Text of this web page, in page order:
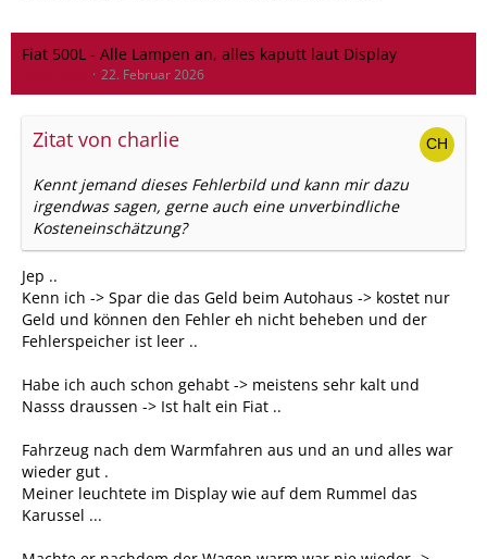
Fiat 500L - Alle Lampen an, alles kaputt laut Display
22. Februar 2026
Zitat von charlie
Kennt jemand dieses Fehlerbild und kann mir dazu
irgendwas sagen, gerne auch eine unverbindliche
Kosteneinschätzung?
Jep ..
Kenn ich -> Spar die das Geld beim Autohaus -> kostet nur
Geld und können den Fehler eh nicht beheben und der
Fehlerspeicher ist leer ..
Habe ich auch schon gehabt -> meistens sehr kalt und
Nasss draussen -> Ist halt ein Fiat ..
Fahrzeug nach dem Warmfahren aus und an und alles war
wieder gut .
Meiner leuchtete im Display wie auf dem Rummel das
Karussel ...